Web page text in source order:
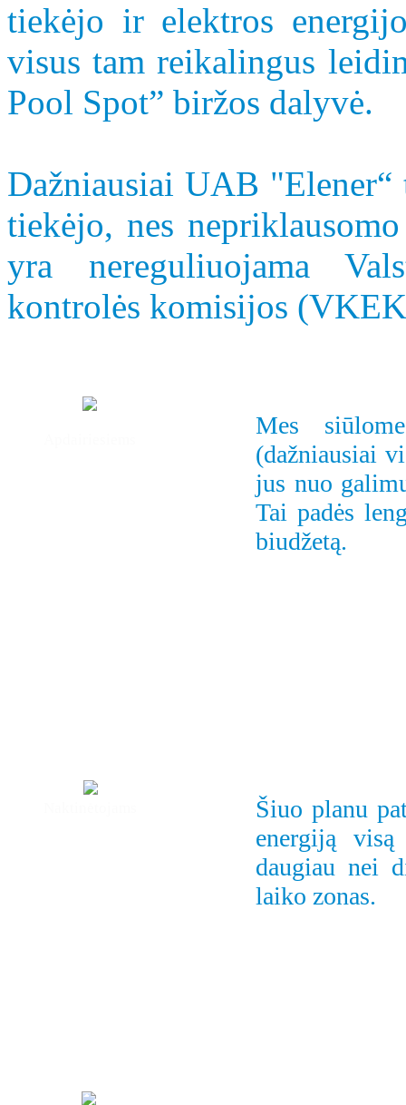
tiekėjo ir elektros
visus tam reikalingus
Pool Spot” biržos dalyvė.
Dažniausiai UAB
tiekėjo, nes
yra nereguliuojama
kontrolės komisijos
Mes
(dažniausiai
jus nuo
Tai padės
biudžetą.
Šiuo planu
energiją
daugiau nei
laiko zonas.